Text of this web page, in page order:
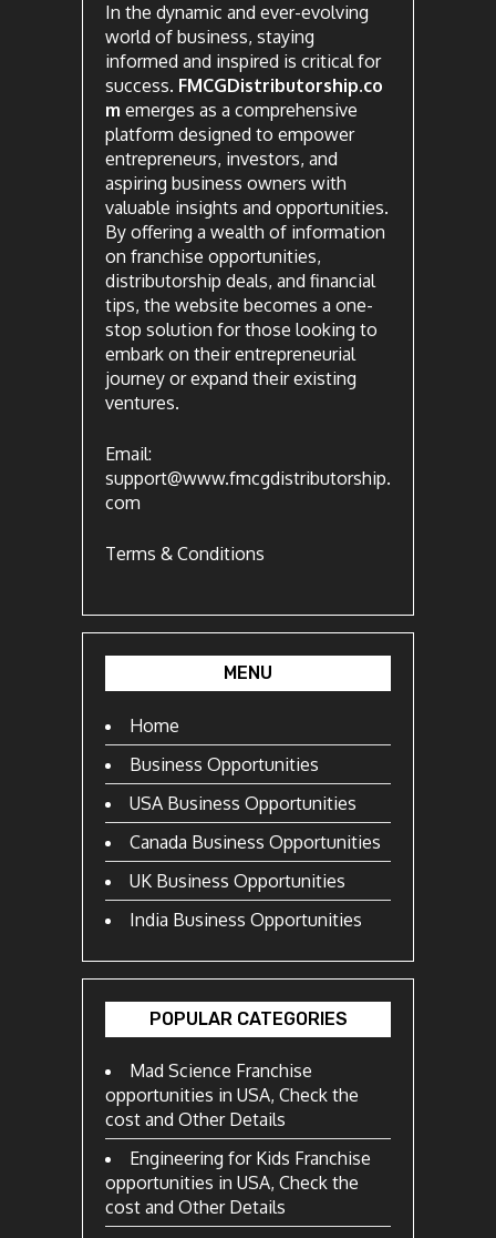
In the dynamic and ever-evolving
world of business, staying
informed and inspired is critical for
success. FMCGDistributorship.co
m emerges as a comprehensive
platform designed to empower
entrepreneurs, investors, and
aspiring business owners with
valuable insights and opportunities.
By offering a wealth of information
on franchise opportunities,
distributorship deals, and financial
tips, the website becomes a one-
stop solution for those looking to
embark on their entrepreneurial
journey or expand their existing
ventures.
Email:
support@www.fmcgdistributorship.
com
Terms & Conditions
MENU
Home
Business Opportunities
USA Business Opportunities
Canada Business Opportunities
UK Business Opportunities
India Business Opportunities
POPULAR CATEGORIES
Mad Science Franchise
opportunities in USA, Check the
cost and Other Details
Engineering for Kids Franchise
opportunities in USA, Check the
cost and Other Details